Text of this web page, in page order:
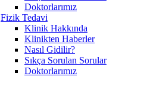
Doktorlarımız
Fizik Tedavi
Klinik Hakkında
Klinikten Haberler
Nasıl Gidilir?
Sıkça Sorulan Sorular
Doktorlarımız